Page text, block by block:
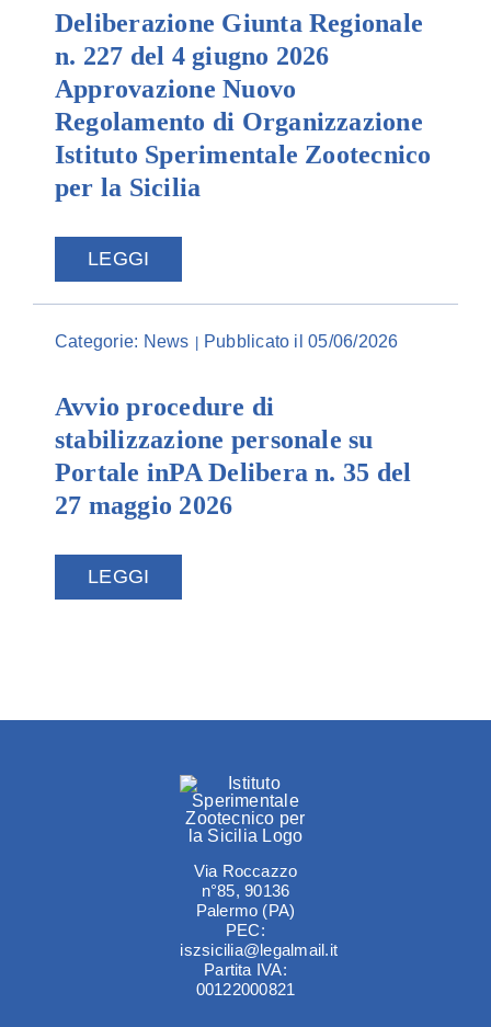
Deliberazione Giunta Regionale
n. 227 del 4 giugno 2026
Approvazione Nuovo
Regolamento di Organizzazione
Istituto Sperimentale Zootecnico
per la Sicilia
LEGGI
Categorie: News | Pubblicato il 05/06/2026
Avvio procedure di
stabilizzazione personale su
Portale inPA Delibera n. 35 del
27 maggio 2026
LEGGI
Via Roccazzo
n°85, 90136
Palermo (PA)
PEC:
iszsicilia@legalmail.it
Partita IVA:
00122000821